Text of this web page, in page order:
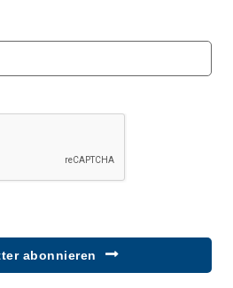
abonnieren